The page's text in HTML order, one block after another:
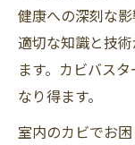
健康への深刻な
適切な知識と技
ます。カビバス
なり得ます。
室内のカビでお